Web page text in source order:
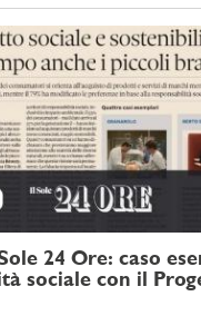
24 Ore: caso
sociale con il